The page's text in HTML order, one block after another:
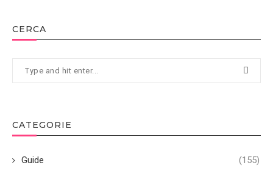
CERCA
CATEGORIE
Guide (155)